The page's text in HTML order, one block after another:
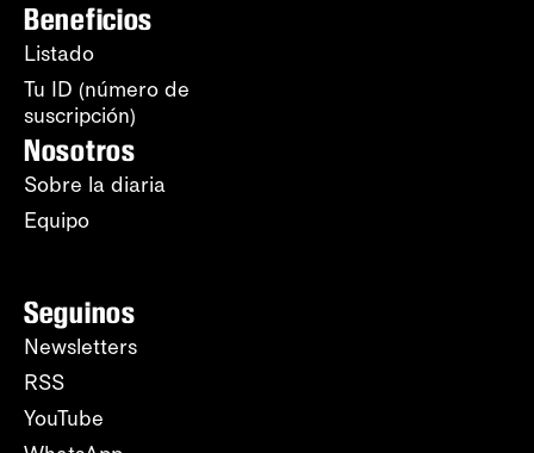
Beneficios
Listado
Tu ID (número de
suscripción)
Nosotros
Sobre la diaria
Equipo
Seguinos
Newsletters
RSS
YouTube